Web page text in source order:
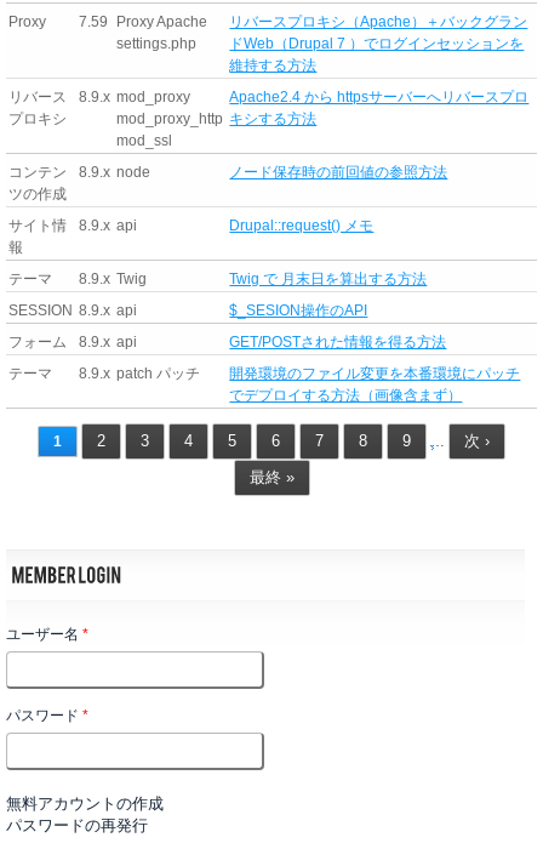
Proxy
7.59
Proxy Apache
settings.php
リバースプロキシ（Apache）＋バックグラン
ドWeb（Drupal 7 ）でログインセッションを
維持する方法
リバース
プロキシ
8.9.x mod_proxy
mod_proxy_http
mod_ssl
Apache2.4 から httpsサーバーへリバースプロ
キシする方法
コンテン
ツの作成
8.9.x node ノード保存時の前回値の参照方法
サイト情
報
8.9.x api Drupal::request() メモ
テーマ 8.9.x Twig
Twig で 月末日を算出する方法
SESSION 8.9.x api
$_SESION操作のAPI
フォーム
8.9.x api
GET/POSTされた情報を得る方法
テーマ
8.9.x patch パッチ
開発環境のファイル変更を本番環境にパッチ
でデプロイする方法（画像含まず）
1 2 3 4 5 6 7 8 9 …
次 ›
最終 »
ユーザー名 *
パスワード *
無料アカウントの作成
パスワードの再発行